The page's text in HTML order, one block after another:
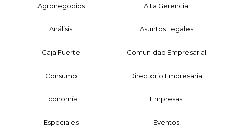
Agronegocios Alta Gerencia
Análisis Asuntos Legales
Caja Fuerte Comunidad Empresarial
Consumo Directorio Empresarial
Economía Empresas
Especiales Eventos